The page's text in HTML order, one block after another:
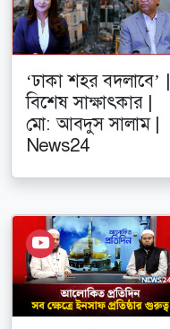
‘ঢাকা শহর বদলাবে’ |
বিশেষ সাক্ষাৎকার |
মো: আবদুস সালাম |
News24